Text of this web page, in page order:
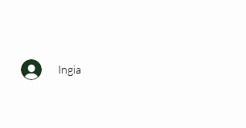
Ingia